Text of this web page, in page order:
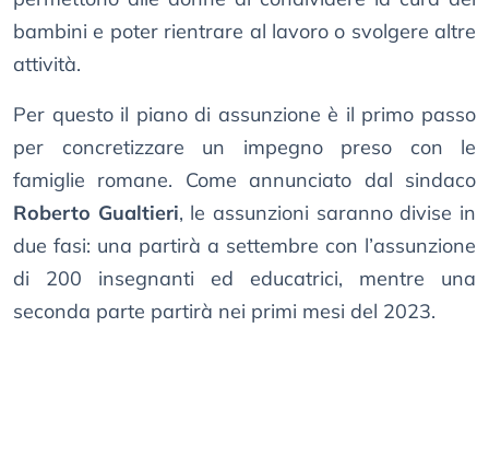
bambini e poter rientrare al lavoro o svolgere altre
attività.
Per questo il piano di assunzione è il primo passo
per concretizzare un impegno preso con le
famiglie romane. Come annunciato dal sindaco
Roberto Gualtieri, le assunzioni saranno divise in
due fasi: una partirà a settembre con l’assunzione
di 200 insegnanti ed educatrici, mentre una
seconda parte partirà nei primi mesi del 2023.